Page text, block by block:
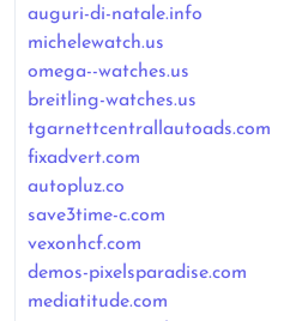
auguri-di-natale.info
michelewatch.us
omega--watches.us
breitling-watches.us
tgarnettcentrallautoads.com
fixadvert.com
autopluz.co
save3time-c.com
vexonhcf.com
demos-pixelsparadise.com
mediatitude.com